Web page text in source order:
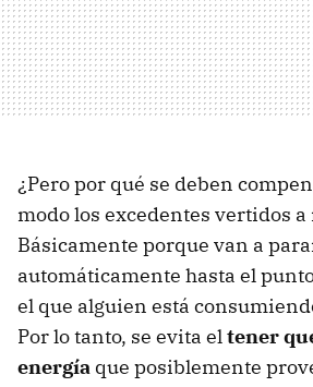
¿Pero por qué se deben
modo los excedentes vertidos a
Básicamente porque van a
automáticamente hasta el
el que alguien está
Por lo tanto, se evita eltener
energía que posiblemente